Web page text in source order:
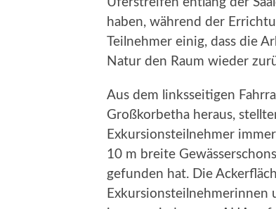
haben, während der
Teilnehmer einig, dass die
Natur den Raum wieder
Aus dem linksseitigen
Großkorbetha heraus,
Exkursionsteilnehmer
10 m breite
gefunden hat. Die